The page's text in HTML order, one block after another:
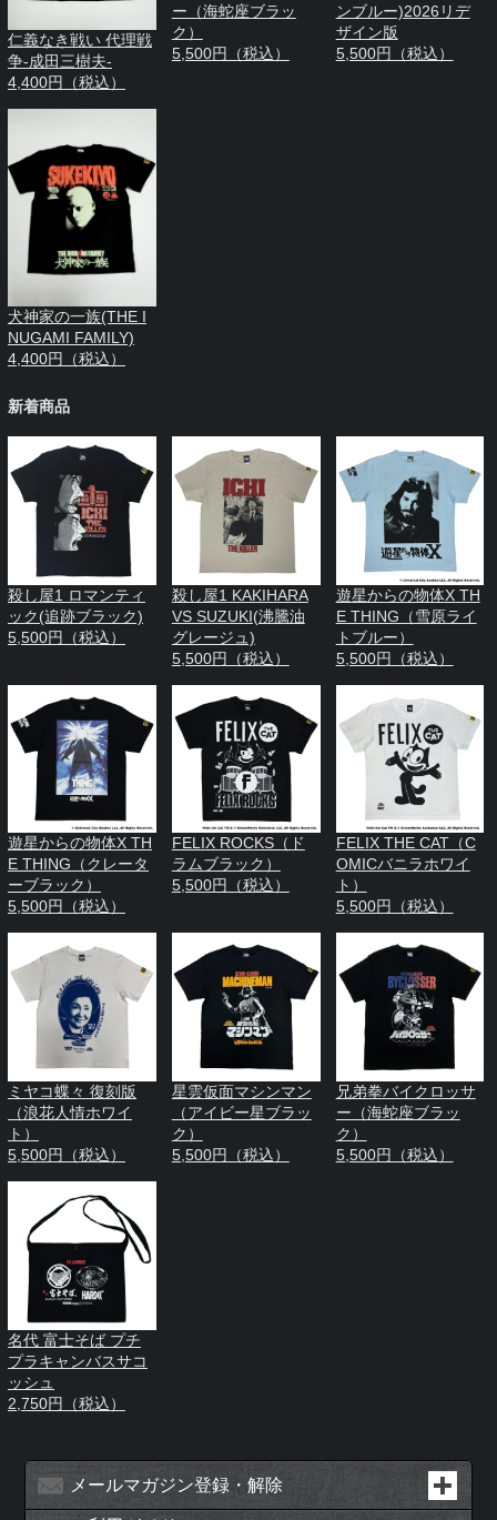
仁義なき戦い 代理戦
争-成田三樹夫-
4,400円（税込）
ー（海蛇座ブラッ
ク）
5,500円（税込）
ンブルー)2026リデ
ザイン版
5,500円（税込）
犬神家の一族(THE I
NUGAMI FAMILY)
4,400円（税込）
新着商品
殺し屋1 ロマンティ
ック(追跡ブラック)
5,500円（税込）
殺し屋1 KAKIHARA
VS SUZUKI(沸騰油
グレージュ)
5,500円（税込）
遊星からの物体X TH
E THING（雪原ライ
トブルー）
5,500円（税込）
遊星からの物体X TH
E THING（クレータ
ーブラック）
5,500円（税込）
FELIX ROCKS（ド
ラムブラック）
5,500円（税込）
FELIX THE CAT（C
OMICバニラホワイ
ト）
5,500円（税込）
ミヤコ蝶々 復刻版
（浪花人情ホワイ
ト）
5,500円（税込）
星雲仮面マシンマン
（アイビー星ブラッ
ク）
5,500円（税込）
兄弟拳バイクロッサ
ー（海蛇座ブラッ
ク）
5,500円（税込）
名代 富士そば プチ
プラキャンバスサコ
ッシュ
2,750円（税込）
メールマガジン登録・解除